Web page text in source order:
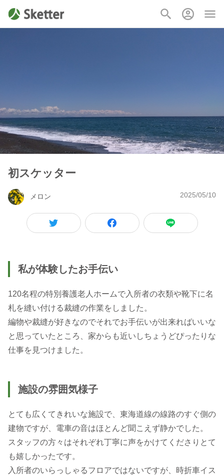
初スケッター
メロン 2025/05/10
私が体験したお手伝い
120名程の特別養護老人ホームで入所者の衣類や靴下に名
札を縫い付ける裁縫の作業をしました。
編物や裁縫が好きなのでそれでお手伝いが出来ればいいな
と思っていたところ、家からも近いしちょうどぴったりな
仕事を見つけました。
施設の雰囲気様子
とても広くてきれいな施設で、東海道線の線路のすぐ側の
建物ですが、電車の音はほとんど聞こえず静かでした。
スタッフの方々はそれぞれ丁寧に声をかけてくださりとて
も嬉しかったです。
入所者のいらっしゃるフロアではないですが、時折車イス